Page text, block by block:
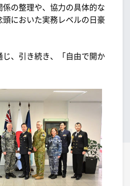
の整理や、協力の具体的な
においた実務レベルの日豪
、引き続き、「自由で開か